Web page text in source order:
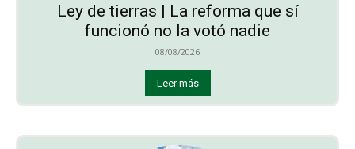
Ley de tierras | La reforma que sí
funcionó no la votó nadie
08/08/2026
Leer más